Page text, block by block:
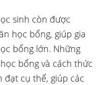
sinh còn được
học bổng, giúp gia
bổng lớn. Những
bổng và cách thức
đạt cụ thể, giúp các